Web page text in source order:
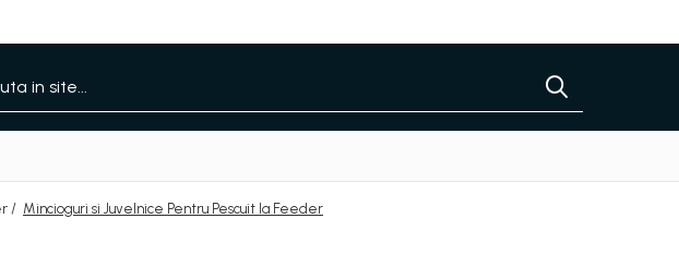
/ Mincioguri si Juvelnice Pentru Pescuit la Feeder